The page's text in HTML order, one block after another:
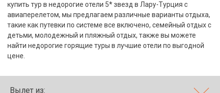
купить тур в недорогие отели 5* звезд в Лару-Турция с
авиаперелетом, мы предлагаем различные варианты отдыха,
такие как путевки по системе все включено, семейный отдых с
детьми, молодежный и пляжный отдых, также вы можете
найти недорогие горящие туры в лучшие отели по выгодной
цене.
Вылет из:
Абхазия
Большой Сочи
Кав Мин Воды
VIP отели 5 звезд